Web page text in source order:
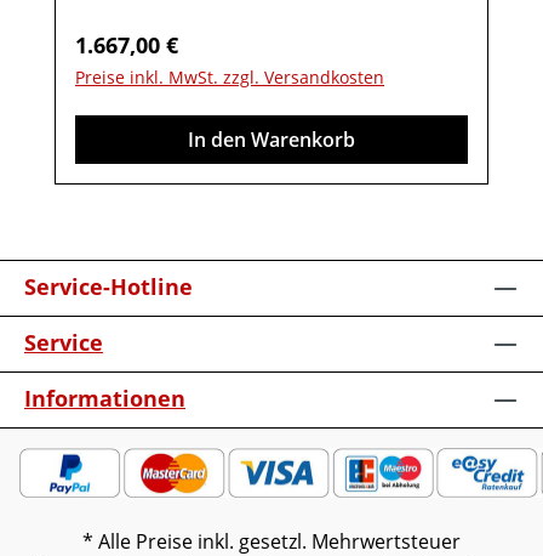
vormontiert (Restmontage kann
erforderlich sein).Farben können auf
verschiedenen Bildschirmen abweichen.
Deko oder andere Beimöbel sind nicht
enthalten. Abbildung kann abweichen.
Regulärer Preis:
1.667,00 €
Preise inkl. MwSt. zzgl. Versandkosten
In den Warenkorb
Service-Hotline
Service
Informationen
* Alle Preise inkl. gesetzl. Mehrwertsteuer